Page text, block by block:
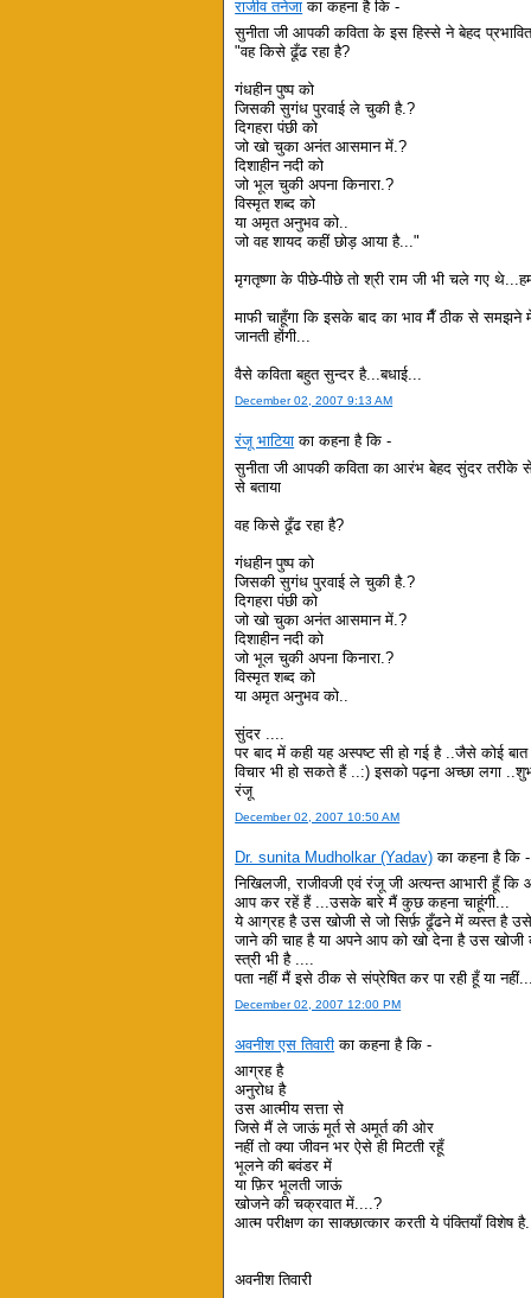
राजीव तनेजा का कहना है कि -
सुनीता जी आपकी कविता के इस हिस्से ने बेहद
"वह किसे ढूँढ रहा है?
गंधहीन पुष्प को
जिसकी सुगंध पुरवाई ले चुकी है.?
दिगहरा पंछी को
जो खो चुका अनंत आसमान में.?
दिशाहीन नदी को
जो भूल चुकी अपना किनारा.?
विस्मृत शब्द को
या अमृत अनुभव को..
जो वह शायद कहीं छोड़ आया है..."
मृगतृष्णा के पीछे-पीछे तो श्री राम जी भी चले गए
माफी चाहूँगा कि इसके बाद का भाव मैँ ठीक से समझने
जानती होंगी...
वैसे कविता बहुत सुन्दर है...बधाई...
December 02, 2007 9:13 AM
रंजू भाटिया का कहना है कि -
सुनीता जी आपकी कविता का आरंभ बेहद सुंदर तरीके
से बताया
वह किसे ढूँढ रहा है?
गंधहीन पुष्प को
जिसकी सुगंध पुरवाई ले चुकी है.?
दिगहरा पंछी को
जो खो चुका अनंत आसमान में.?
दिशाहीन नदी को
जो भूल चुकी अपना किनारा.?
विस्मृत शब्द को
या अमृत अनुभव को..
सुंदर ....
पर बाद में कही यह अस्पष्ट सी हो गई है ..जैसे कोई
विचार भी हो सकते हैं ..:) इसको पढ़ना अच्छा लगा
रंजू
December 02, 2007 10:50 AM
Dr. sunita Mudholkar (Yadav) का कहना है कि -
निखिलजी, राजीवजी एवं रंजू जी अत्यन्त आभारी हूँ
आप कर रहें हैं ...उसके बारे मैं कुछ कहना चाहूंगी...
ये आग्रह है उस खोजी से जो सिर्फ़ ढूँढने में व्यस्त है
जाने की चाह है या अपने आप को खो देना है उस खोजी
स्त्री भी है ....
पता नहीं मैं इसे ठीक से संप्रेषित कर पा रही हूँ या
December 02, 2007 12:00 PM
अवनीश एस तिवारी का कहना है कि -
आग्रह है
अनुरोध है
उस आत्मीय सत्ता से
जिसे मैं ले जाऊं मूर्त से अमूर्त की ओर
नहीं तो क्या जीवन भर ऐसे ही मिटती रहूँ
भूलने की बवंडर में
या फ़िर भूलती जाऊं
खोजने की चक्रवात में....?
आत्म परीक्षण का साक्छात्कार करती ये पंक्तियाँ विशेष है.
अवनीश तिवारी